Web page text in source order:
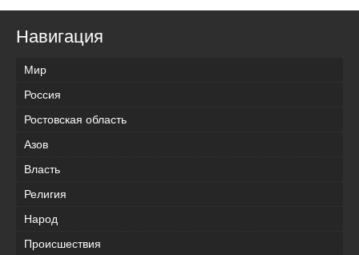
Навигация
Мир
Россия
Ростовская область
Азов
Власть
Религия
Народ
Происшествия